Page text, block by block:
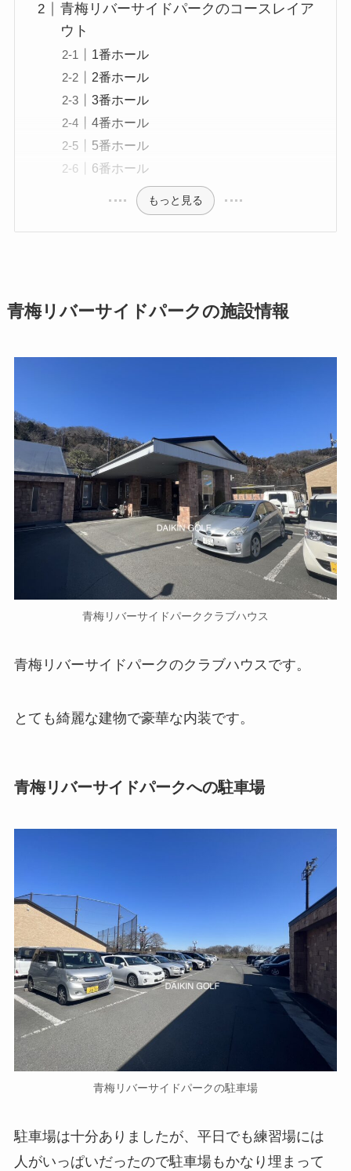
青梅リバーサイドパークのコースレイア
ウト
1番ホール
2番ホール
3番ホール
4番ホール
5番ホール
6番ホール
もっと見る
青梅リバーサイドパークの施設情報
青梅リバーサイドパーククラブハウス
青梅リバーサイドパークのクラブハウスです。
とても綺麗な建物で豪華な内装です。
青梅リバーサイドパークへの駐車場
青梅リバーサイドパークの駐車場
駐車場は十分ありましたが、平日でも練習場には
人がいっぱいだったので駐車場もかなり埋まって